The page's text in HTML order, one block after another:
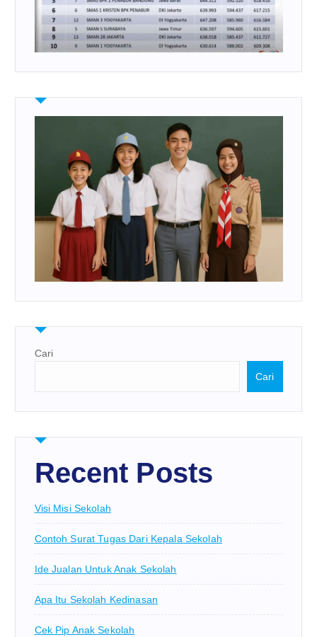
Cari
Cari
Recent Posts
Visi Misi Sekolah
Contoh Surat Tugas Dari Kepala Sekolah
Ide Jualan Untuk Anak Sekolah
Apa Itu Sekolah Kedinasan
Cek Pip Anak Sekolah